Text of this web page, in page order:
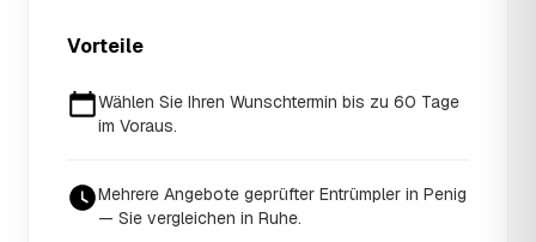
Vorteile
Wählen Sie Ihren Wunschtermin bis zu 60 Tage
im Voraus.
Mehrere Angebote geprüfter Entrümpler in Penig
— Sie vergleichen in Ruhe.